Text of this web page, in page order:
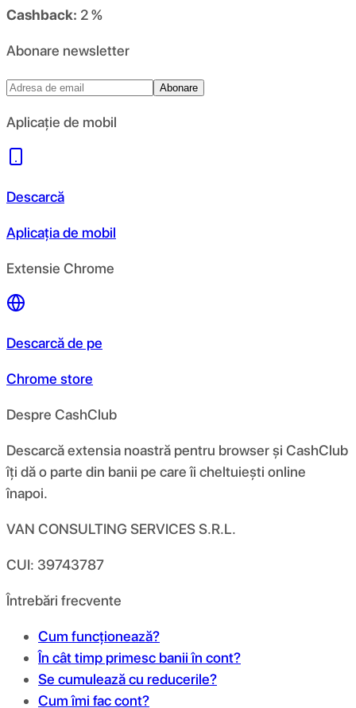
Cashback: 2 %
Abonare newsletter
Abonare
Aplicație de mobil
Descarcă
Aplicația de mobil
Extensie Chrome
Descarcă de pe
Chrome store
Despre CashClub
Descarcă extensia noastră pentru browser și CashClub
îți dă o parte din banii pe care îi cheltuiești online
înapoi.
VAN CONSULTING SERVICES S.R.L.
CUI: 39743787
Întrebări frecvente
Cum funcționează?
În cât timp primesc banii în cont?
Se cumulează cu reducerile?
Cum îmi fac cont?